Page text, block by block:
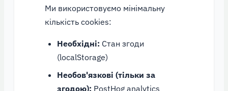
Ми використовуємо мінімальну
кількість cookies:
Необхідні: Стан згоди
(localStorage)
Необов'язкові (тільки за
згодою): PostHog analytics